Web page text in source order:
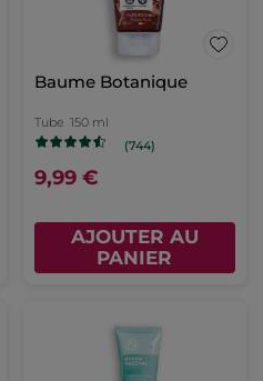
Baume Botanique
Tube 150 ml
(744)
9,99 €
AJOUTER AU
PANIER